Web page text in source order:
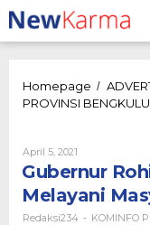
Lewati
ke
konten
Homepage /
PROVINSI BENGKULU
April 5, 2021
Redaksi234
Gubernur
Melayani
Redaksi234 - KOMINFO